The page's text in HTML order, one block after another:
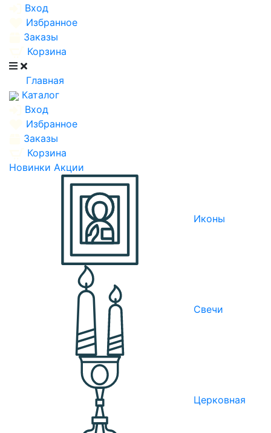
Вход
Избранное
Заказы
Корзина
Главная
Каталог
Вход
Избранное
Заказы
Корзина
Новинки Акции
Иконы
Свечи
Церковная